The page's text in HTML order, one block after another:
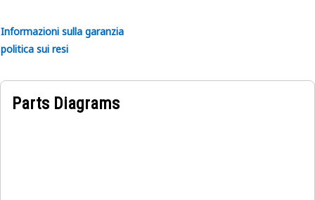
Informazioni sulla garanzia
politica sui resi
Parts Diagrams